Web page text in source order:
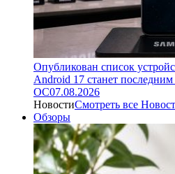
Опубликован список
Android 17 станет
ОС07.08.2026
НовостиСмотреть все
Обзоры